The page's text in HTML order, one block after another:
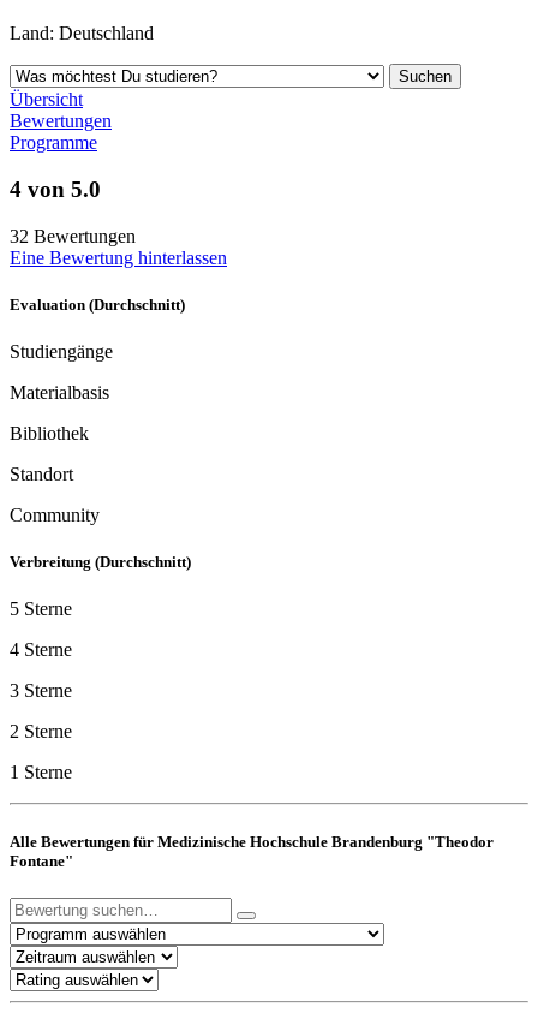
Land: Deutschland
Übersicht
Bewertungen
Programme
4 von 5.0
32 Bewertungen
Eine Bewertung hinterlassen
Evaluation (Durchschnitt)
Studiengänge
Materialbasis
Bibliothek
Standort
Community
Verbreitung (Durchschnitt)
5 Sterne
4 Sterne
3 Sterne
2 Sterne
1 Sterne
Alle Bewertungen für Medizinische Hochschule Brandenburg "Theodor
Fontane"